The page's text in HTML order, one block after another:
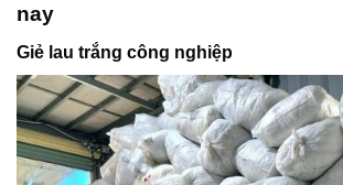
nay
Giẻ lau trắng công nghiệp